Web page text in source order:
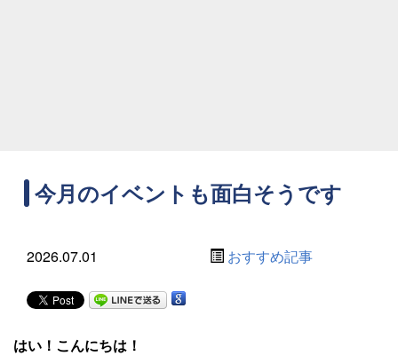
今月のイベントも面白そうです
2026.07.01 おすすめ記事
はい！こんにちは！